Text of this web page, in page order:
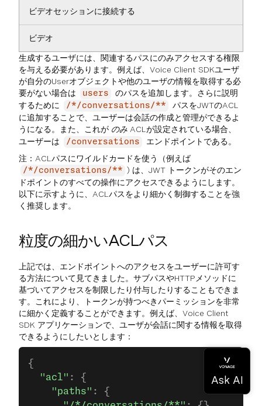
ビデオセッションに接続する
ビデオ
生成するユーザには、関連するパスにのみアクセスする権限
を与える必要があります。例えば、Voice Client SDKユーザ
が自分のUserオブジェクトや他のユーザの情報を取得する必
要がない場合は
users
のパスを追加します。さらに説明
するために
/*/conversations/**
パスをJWTのACL
に追加することで、ユーザーは会話の作成と管理ができるよ
うになる。また、これが のみ ACLが設定されている場合、
ユーザーは
/conversations
エンドポイントである。
注：ACLパスにワイルドカードを使う（例えば
/*/conversations/** ) は、JWT トークンがそのエン
ドポイントのすべての操作にアクセスできるようにします。
以下に示すように、ACLパスをより細かく制御することを強
く推奨します。
粒度の細かいACLパス
上記では、エンドポイントへのアクセスをユーザーに許可す
る方法について見てきました。サブパスやHTTPメソッドに
基づいてアクセスを制限したり付与したりすることもできま
す。これにより、トークンが持つべきパーミッションを非常
に細かく定義することができます。例えば、Voice Client
SDK アプリケーションで、ユーザが会話に関する情報を取得
できるようにしたいとします：
{
  "acl"
: {
    "paths"
: {